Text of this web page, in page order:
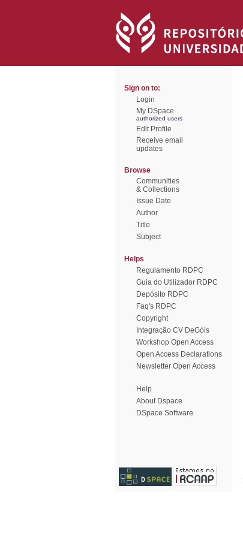
Sign on to:
Login
My DSpace
authorized users
Edit Profile
Receive email
updates
Browse
Communities
& Collections
Issue Date
Author
Title
Subject
Helps
Regulamento RDPC
Guia do Utilizador RDPC
Depósito RDPC
Faq's RDPC
Copyright
Integração CV DeGóis
Workshop Open Access
Open Access Declarations
Newsletter Open Access
Help
About Dspace
DSpace Software